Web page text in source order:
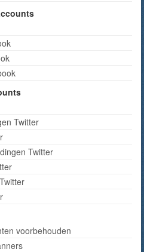
Twitter
Twitter
voorbehouden